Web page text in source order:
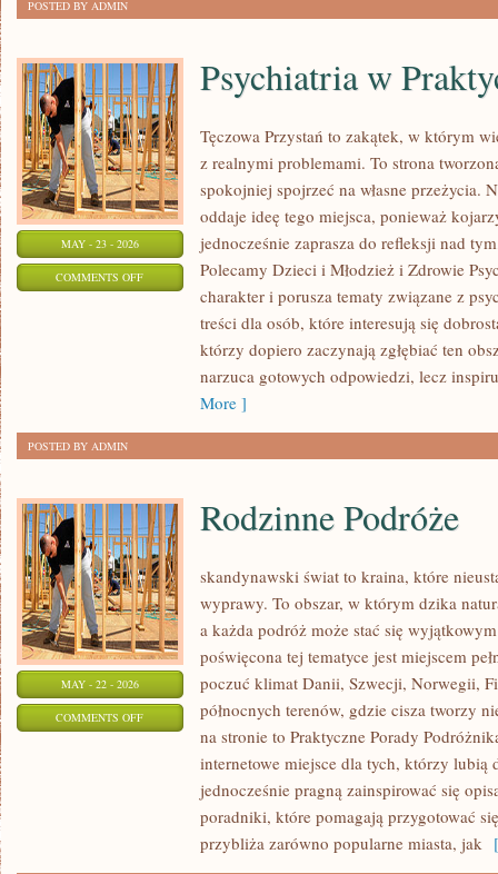
POSTED BY ADMIN
MAY - 23 - 2026
COMMENTS OFFON
PSYCHIATRIA
PRAKTYCE
Psychiatria w
Tęczowa Przystań to zakątek, w którym
z realnymi problemami. To strona
spokojniej spojrzeć na własne przeżycia.
oddaje ideę tego miejsca, ponieważ
jednocześnie zaprasza do refleksji nad
Polecamy Dzieci i Młodzież i Zdrowie
charakter i porusza tematy związane z
treści dla osób, które interesują się
którzy dopiero zaczynają zgłębiać ten
narzuca gotowych odpowiedzi, lecz
More ]
POSTED BY ADMIN
MAY - 22 - 2026
COMMENTS OFFON
Rodzinne Podróże
skandynawski świat to kraina, które
wyprawy. To obszar, w którym dzika
a każda podróż może stać się
poświęcona tej tematyce jest miejscem
poczuć klimat Danii, Szwecji, Norwegii,
północnych terenów, gdzie cisza tworzy
na stronie to Praktyczne Porady
internetowe miejsce dla tych, którzy lubią
jednocześnie pragną zainspirować się
poradniki, które pomagają przygotować
przybliża zarówno popularne miasta, jak